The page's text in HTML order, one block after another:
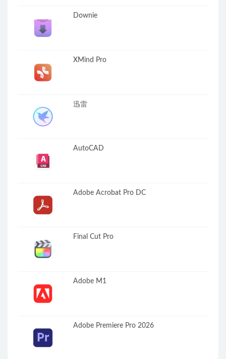
Downie
XMind Pro
迅雷
AutoCAD
Adobe Acrobat Pro DC
Final Cut Pro
Adobe M1
Adobe Premiere Pro 2026